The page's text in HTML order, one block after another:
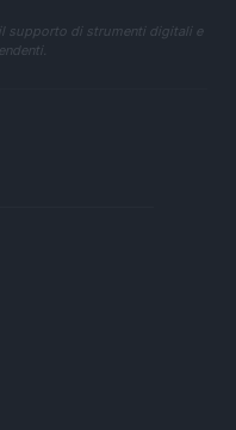
supporto di strumenti digitali e